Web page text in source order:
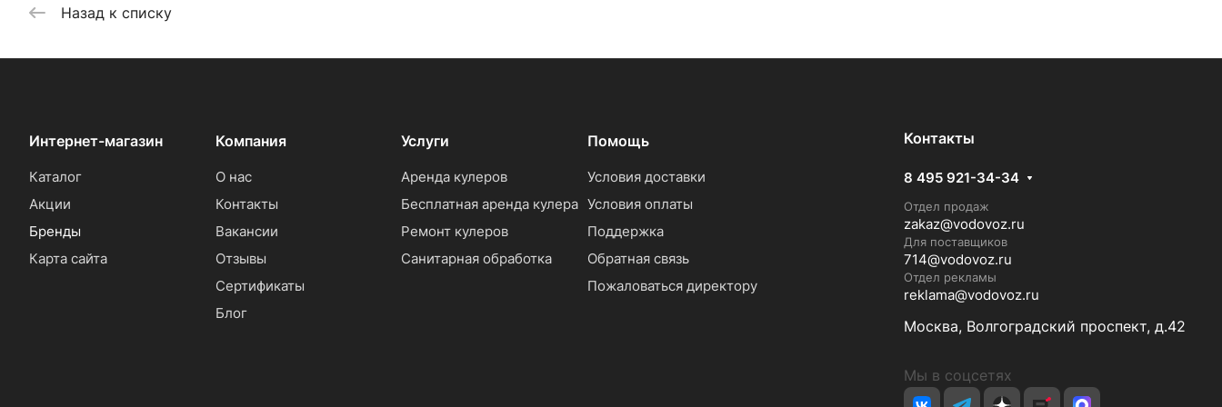
Назад к списку
Интернет-магазин
Каталог
Акции
Бренды
Карта сайта
Компания
О нас
Контакты
Вакансии
Отзывы
Сертификаты
Блог
Услуги
Аренда кулеров
Бесплатная аренда кулера
Ремонт кулеров
Санитарная обработка
Помощь
Условия доставки
Условия оплаты
Поддержка
Обратная связь
Пожаловаться директору
Контакты
8 495 921-34-34
Отдел продаж
zakaz@vodovoz.ru
Для поставщиков
714@vodovoz.ru
Отдел рекламы
reklama@vodovoz.ru
Москва, Волгоградский проспект, д.42
Мы в соцсетях